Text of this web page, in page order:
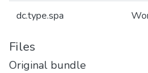
dc.type.spa
Files
Original bundle